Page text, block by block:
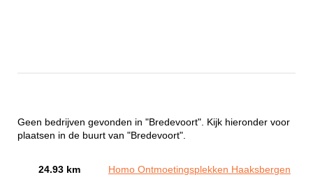
Geen bedrijven gevonden in "Bredevoort". Kijk hieronder voor
plaatsen in de buurt van "Bredevoort".
24.93 km
Homo Ontmoetingsplekken Haaksbergen